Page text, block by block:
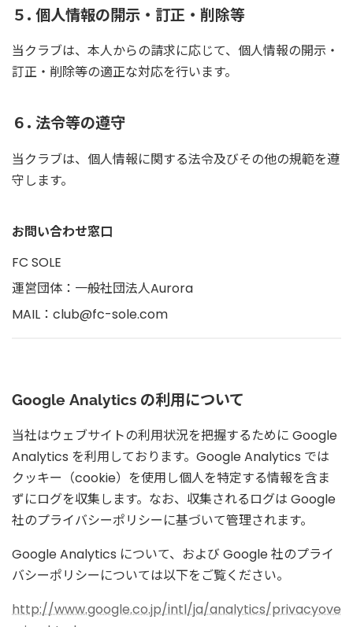
５. 個人情報の開示・訂正・削除等
当クラブは、本人からの請求に応じて、個人情報の開示・
訂正・削除等の適正な対応を行います。
６. 法令等の遵守
当クラブは、個人情報に関する法令及びその他の規範を遵
守します。
お問い合わせ窓口
FC SOLE
運営団体：一般社団法人Aurora
MAIL：club@fc-sole.com
Google Analytics の利用について
当社はウェブサイトの利用状況を把握するために Google
Analytics を利用しております。Google Analytics では
クッキー（cookie）を使用し個人を特定する情報を含ま
ずにログを収集します。なお、収集されるログは Google
社のプライバシーポリシーに基づいて管理されます。
Google Analytics について、および Google 社のプライ
バシーポリシーについては以下をご覧ください。
http://www.google.co.jp/intl/ja/analytics/privacyove